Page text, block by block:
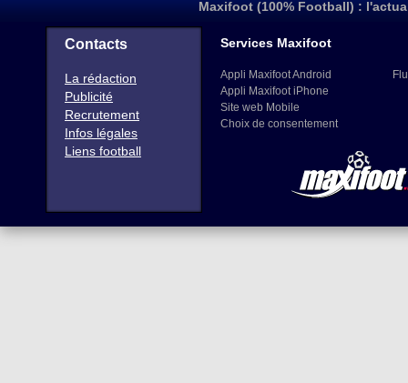
Maxifoot (100% Football) :
Contacts
La rédaction
Publicité
Recrutement
Infos légales
Liens football
Services Maxifoot
Appli Maxifoot Android
Appli Maxifoot iPhone
Site web Mobile
Choix de consentement